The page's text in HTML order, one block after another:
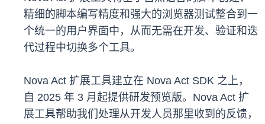
精细的脚本编写精度和强大的浏览器测试整合到一
个统一的用户界面中，从而无需在开发、验证和迭
代过程中切换多个工具。
Nova Act 扩展工具建立在 Nova Act SDK 之上，
自 2025 年 3 月起提供研发预览版。Nova Act 扩
展工具帮助我们处理从开发人员那里收到的反馈，